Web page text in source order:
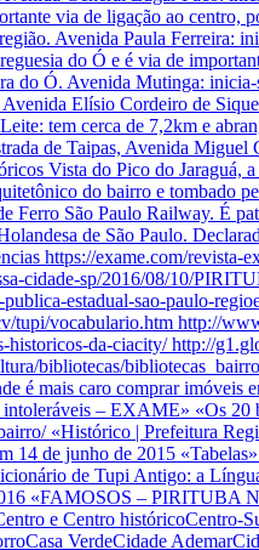
via de ligação ao
Avenida Paula
do Ó e é via de
do Ó. Avenida Mutinga:
Elísio Cordeiro de
tem cerca de 7,2km e
de Taipas, Avenida
Vista do Pico do
do bairro e
Ferro São Paulo Railway. É
de São Paulo.
https://exame.com/
cidade-sp/2016/08/10/
estadual-sao-paulo-
vocabulario.htm http://
da-ciacity/ http://
bibliotecas/
é mais caro comprar
– EXAME» «Os 20
«Histórico | Prefeitura
de junho de 2015
de Tupi Antigo: a
«FAMOSOS –
e Centro históricoCentro-
VerdeCidade